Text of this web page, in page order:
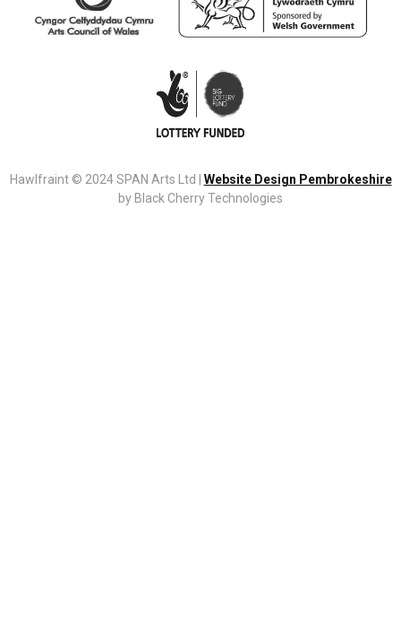
Hawlfraint © 2024 SPAN Arts Ltd | Website Design Pembrokeshire
by Black Cherry Technologies